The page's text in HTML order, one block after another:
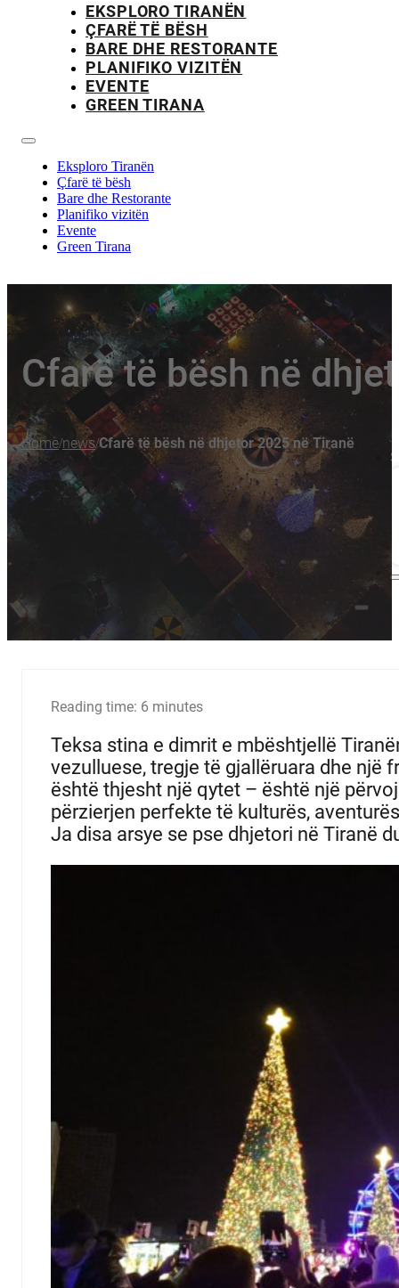
EKSPLORO TIRANËN
ÇFARË TË BËSH
BARE DHE RESTORANTE
PLANIFIKO VIZITËN
EVENTE
GREEN TIRANA
Eksploro Tiranën
Çfarë të bësh
Bare dhe Restorante
Planifiko vizitën
Evente
Green Tirana
Cfarë të bësh në
Home/news/Cfarë të bësh në dhjetor 2025 në Tiranë
Reading time: 6 minutes
Teksa stina e dimrit e mbështjellë
vezulluese, tregje të gjallëruara dhe një
është thjesht një qytet – është një
përzierjen perfekte të kulturës,
Ja disa arsye se pse dhjetori në Tiranë